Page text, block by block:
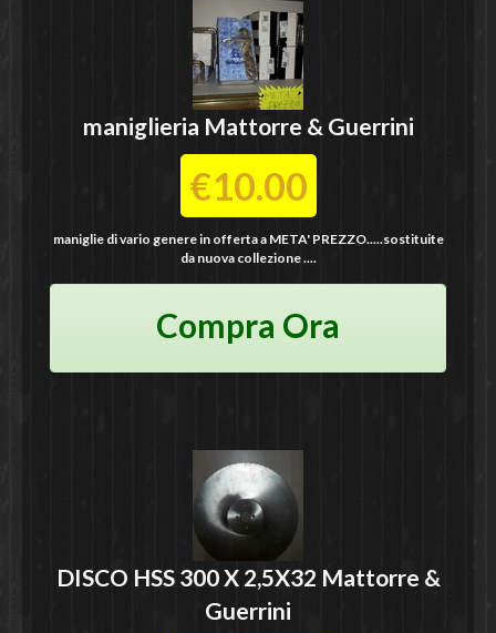
maniglieria Mattorre & Guerrini
€10.00
maniglie di vario genere in offerta a META' PREZZO.....sostituite
da nuova collezione ....
Compra Ora
DISCO HSS 300 X 2,5X32 Mattorre &
Guerrini